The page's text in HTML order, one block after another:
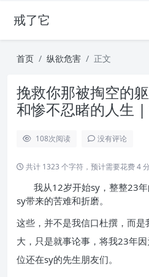
戒了它
首页 纵欲危害 正文
挽救你那被掏空的
和惨不忍睹的人生
108次阅读 没有评论
共计 1323 个字符，预计需要花费 4
我从12岁开始sy，整整23年
sy带来的苦难和折磨。
这些，并不是我信口杜撰，而
大，只是就事论事，将我23年
位还在sy的先生朋友们。